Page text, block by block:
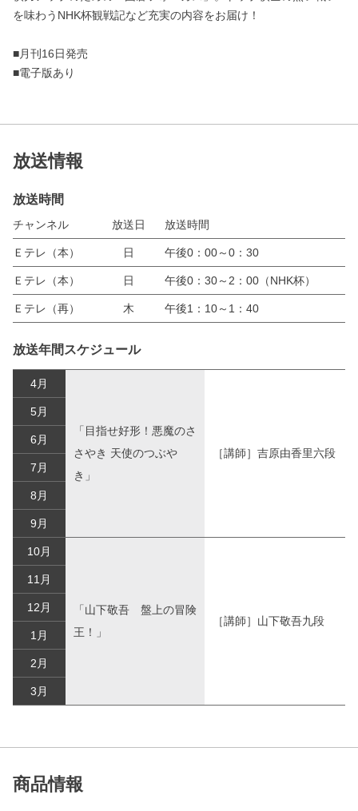
を味わうNHK杯観戦記など充実の内容をお届け！
■月刊16日発売
■電子版あり
放送情報
放送時間
チャンネル 放送日 放送時間
Ｅテレ（本） 日 午後0：00～0：30
Ｅテレ（本） 日 午後0：30～2：00（NHK杯）
Ｅテレ（再） 木 午後1：10～1：40
放送年間スケジュール
4月
「目指せ好形！悪魔のさ
さやき 天使のつぶや
き」
［講師］吉原由香里六段
5月
6月
7月
8月
9月
10月
「山下敬吾 盤上の冒険
王！」
［講師］山下敬吾九段
11月
12月
1月
2月
3月
商品情報